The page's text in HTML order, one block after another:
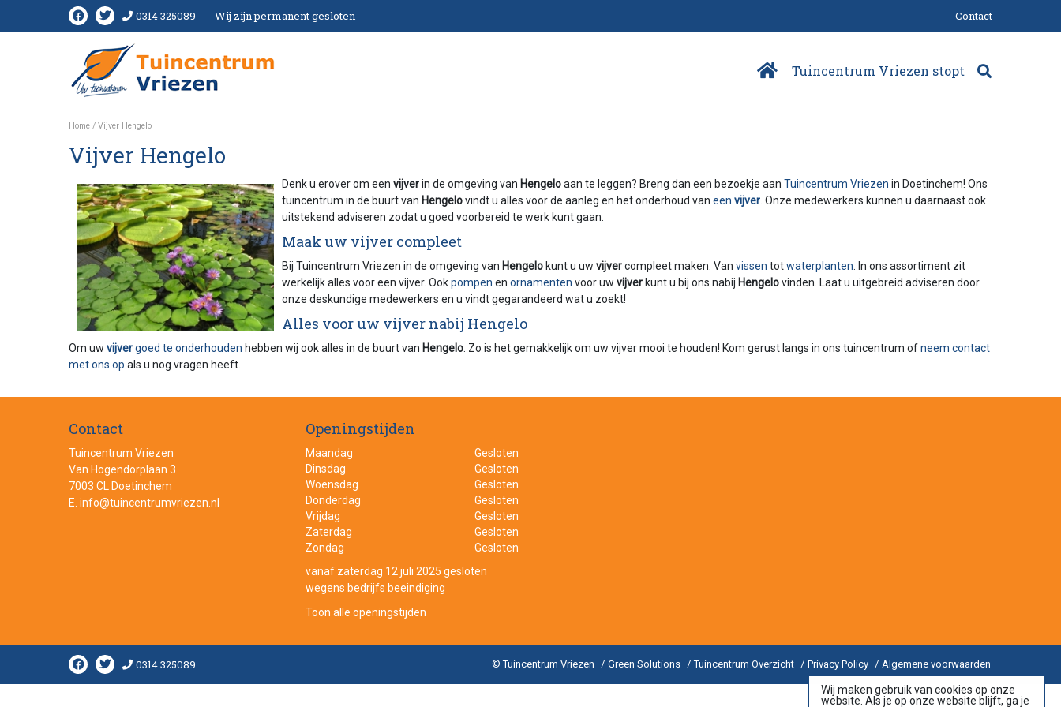
Home Vijver Hengelo
Wij zijn permanent gesloten
0314 325089 Contact
Tuincentrum Vriezen stopt
Vijver Hengelo
Denk u erover om een vijverin de omgeving van Hengeloaan te leggen? Breng dan een bezoekje aan Tuincentrum Vriezen in Doetinchem! Ons
tuincentrum in de buurt van Hengelovindt u alles voor de aanleg en het onderhoud van een vijver . Onze medewerkers kunnen u daarnaast ook
uitstekend adviseren zodat u goed voorbereid te werk kunt gaan.
Maak uw vijver compleet
Bij Tuincentrum Vriezen in de omgeving van Hengelo kunt u uw vijvercompleet maken. Van vissen totwaterplanten . In ons assortiment zit
werkelijk alles voor een vijver. Ookpompen en ornamenten voor uw vijver kunt u bij ons nabij Hengelovinden. Laat u uitgebreid adviseren door
onze deskundige medewerkers en u vindt gegarandeerd wat u zoekt!
Alles voor uw vijver nabij Hengelo
Om uw vijvergoed te onderhouden hebben wij ook alles in de buurt van Hengelo . Zo is het gemakkelijk om uw vijver mooi te houden! Kom gerust langs in ons tuincentrum ofneem contact
met ons op als u nog vragen heeft.
Contact
Tuincentrum Vriezen
Van Hogendorplaan 3
7003 CL Doetinchem
E. info@tuincentrumvriezen.nl
Openingstijden
Maandag
Gesloten
Dinsdag
Gesloten
Woensdag
Gesloten
Donderdag
Gesloten
Vrijdag
Gesloten
Zaterdag
Gesloten
Zondag
Gesloten
vanaf zaterdag 12 juli 2025 gesloten
wegens bedrijfs beeindiging
Toon alle openingstijden
0314 325089 © Tuincentrum Vriezen Green Solutions Tuincentrum Overzicht Privacy Policy Algemene voorwaarden
Wij maken gebruik van cookies op onze
website. Als je op onze website blijft, ga je